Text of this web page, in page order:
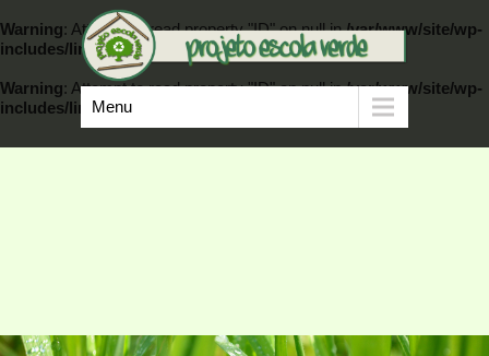
Warning: Attempt to read property "ID" on null in/var/www/site/wp-
includes/link-template.phpon line389
Warning: Attempt to read property "ID" on null in/var/www/site/wp-
includes/link-template.php
Menu